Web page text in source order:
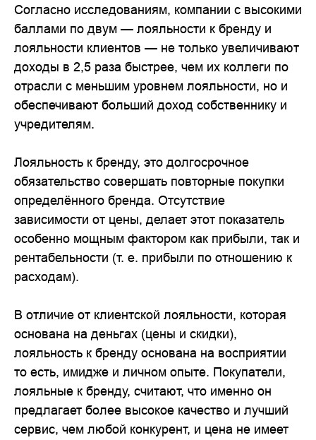
Согласно исследованиям, компании с высокими
баллами по двум — лояльности к бренду и
лояльности клиентов — не только увеличивают
доходы в 2,5 раза быстрее, чем их коллеги по
отрасли с меньшим уровнем лояльности, но и
обеспечивают больший доход собственнику и
учредителям.
Лояльность к бренду, это долгосрочное
обязательство совершать повторные покупки
определённого бренда. Отсутствие
зависимости от цены, делает этот показатель
особенно мощным фактором как прибыли, так и
рентабельности (т. е. прибыли по отношению к
расходам).
В отличие от клиентской лояльности, которая
основана на деньгах (цены и скидки),
лояльность к бренду основана на восприятии
то есть, имидже и личном опыте. Покупатели,
лояльные к бренду, считают, что именно он
предлагает более высокое качество и лучший
сервис, чем любой конкурент, и цена не имеет